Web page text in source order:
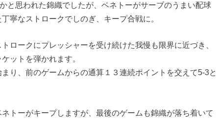
と思われた錦織でしたが、ベネトーがサーブのうまい配球
寧なストロークでしのぎ、キープ合戦に。
ロークにプレッシャーを受け続けた我慢も限界に近づき、
ットを弾かれます。
り、前のゲームからの通算１３連続ポイントを交えて5-3と
トーがキープしますが、最後のゲームも錦織が落ち着いて